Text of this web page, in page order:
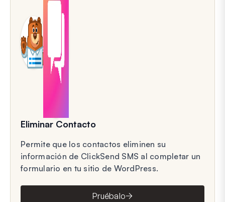
Eliminar Contacto
Permite que los contactos eliminen su
información de ClickSend SMS al completar un
formulario en tu sitio de WordPress.
Pruébalo